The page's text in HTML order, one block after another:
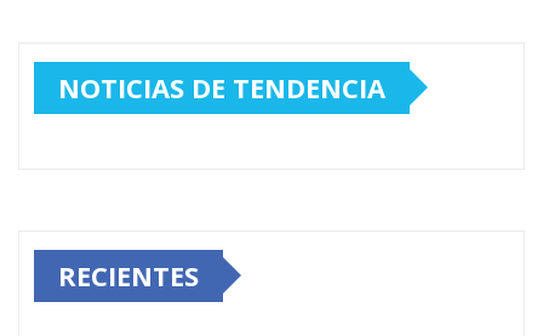
NOTICIAS DE TENDENCIA
RECIENTES